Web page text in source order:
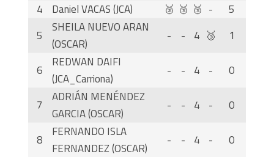
4
Daniel VACAS (JCA) 🥈 🥉 🥉 -
5
5
SHEILA NUEVO ARAN
(OSCAR)
- - 4 🥉 1
6
REDWAN DAIFI
(JCA_Carriona)
- - 4 - 0
7
ADRIÁN MENÉNDEZ
GARCIA (OSCAR)
- - 4 - 0
8
FERNANDO ISLA
FERNANDEZ (OSCAR)
- - 4 - 0